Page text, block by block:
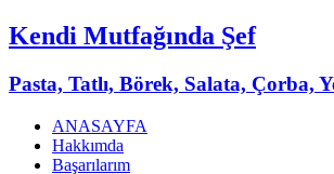
Kendi Mutfağında Şef
Pasta, Tatlı, Börek, Salata, Çorba,
ANASAYFA
Hakkımda
Başarılarım